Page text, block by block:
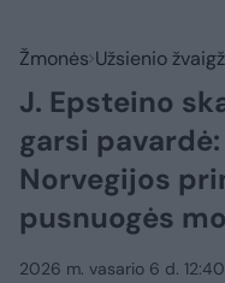
Žmonės Užsienio
J. Epsteino
garsi
Norvegijos
pusnuogės
2026 m. vasario 6 d. 12:40